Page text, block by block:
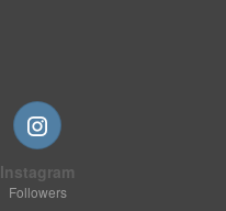
Instagram
Followers